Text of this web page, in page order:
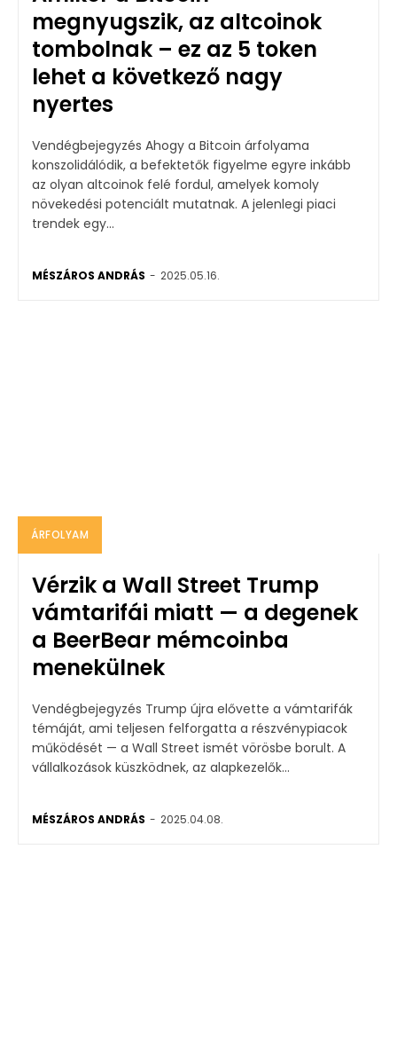
megnyugszik, az altcoinok
tombolnak – ez az 5 token
lehet a következő nagy
nyertes
Vendégbejegyzés Ahogy a Bitcoin árfolyama
konszolidálódik, a befektetők figyelme egyre inkább
az olyan altcoinok felé fordul, amelyek komoly
növekedési potenciált mutatnak. A jelenlegi piaci
trendek egy...
MÉSZÁROS ANDRÁS - 2025.05.16.
ÁRFOLYAM
Vérzik a Wall Street Trump
vámtarifái miatt — a degenek
a BeerBear mémcoinba
menekülnek
Vendégbejegyzés Trump újra elővette a vámtarifák
témáját, ami teljesen felforgatta a részvénypiacok
működését — a Wall Street ismét vörösbe borult. A
vállalkozások küszködnek, az alapkezelők...
MÉSZÁROS ANDRÁS - 2025.04.08.